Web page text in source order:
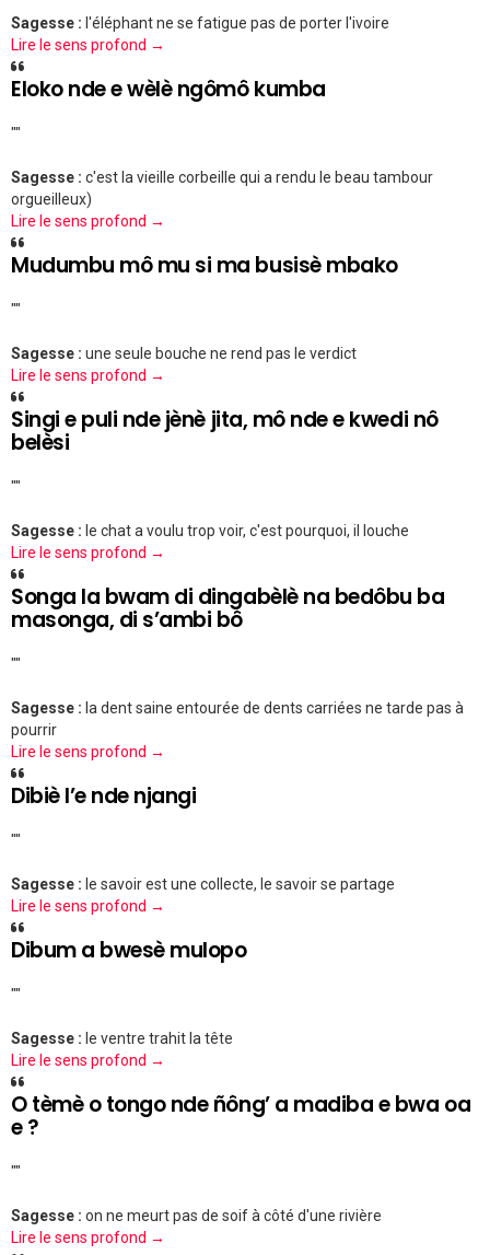
Sagesse : l'éléphant ne se fatigue pas de porter l'ivoire
Lire le sens profond →
Eloko nde e wèlè ngômô kumba
""
Sagesse : c'est la vieille corbeille qui a rendu le beau tambour
orgueilleux)
Lire le sens profond →
Mudumbu mô mu si ma busisè mbako
""
Sagesse : une seule bouche ne rend pas le verdict
Lire le sens profond →
Singi e puli nde jènè jita, mô nde e kwedi nô
belèsi
""
Sagesse : le chat a voulu trop voir, c'est pourquoi, il louche
Lire le sens profond →
Songa la bwam di dingabèlè na bedôbu ba
masonga, di s’ambi bô
""
Sagesse : la dent saine entourée de dents carriées ne tarde pas à
pourrir
Lire le sens profond →
Dibiè l’e nde njangi
""
Sagesse : le savoir est une collecte, le savoir se partage
Lire le sens profond →
Dibum a bwesè mulopo
""
Sagesse : le ventre trahit la tête
Lire le sens profond →
O tèmè o tongo nde ñông’ a madiba e bwa oa
e ?
""
Sagesse : on ne meurt pas de soif à côté d'une rivière
Lire le sens profond →